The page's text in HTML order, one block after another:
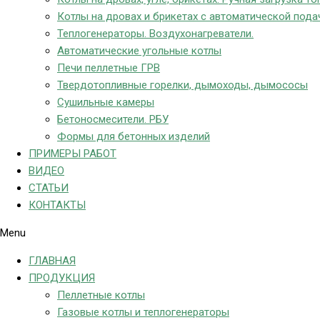
Котлы на дровах и брикетах с автоматической
Теплогенераторы. Воздухонагреватели.
Автоматические угольные котлы
Печи пеллетные ГРВ
Твердотопливные горелки, дымоходы, дымососы
Сушильные камеры
Бетоносмесители. РБУ
Формы для бетонных изделий
ПРИМЕРЫ РАБОТ
ВИДЕО
СТАТЬИ
КОНТАКТЫ
Menu
ГЛАВНАЯ
ПРОДУКЦИЯ
Пеллетные котлы
Газовые котлы и теплогенераторы